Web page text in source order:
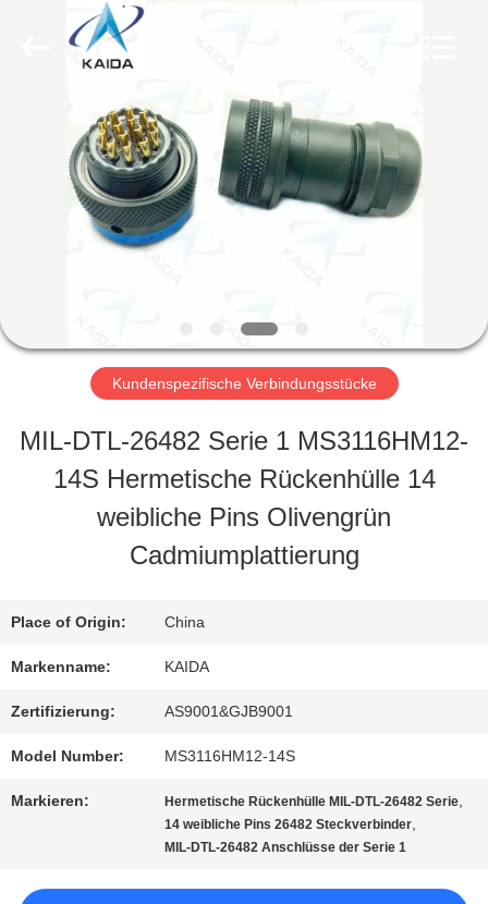
HAUSE
PRODUKTE
ÜBER
WERKSBESICHTIGUNG
QUALITÄTSKONTROLLE
NEUIGKEITEN
BITTE UM
EIN
Kundenspezifische Verbindungsstücke
MIL-DTL-26482 Serie 1 MS3116HM12-
14S Hermetische Rückenhülle 14
weibliche Pins Olivengrün
Cadmiumplattierung
Place of Origin: China
Markenname: KAIDA
Zertifizierung: AS9001&GJB9001
Model Number: MS3116HM12-14S
Markieren: Hermetische Rückenhülle MIL-DTL-26482 Serie,
14 weibliche Pins 26482 Steckverbinder,
MIL-DTL-26482 Anschlüsse der Serie 1